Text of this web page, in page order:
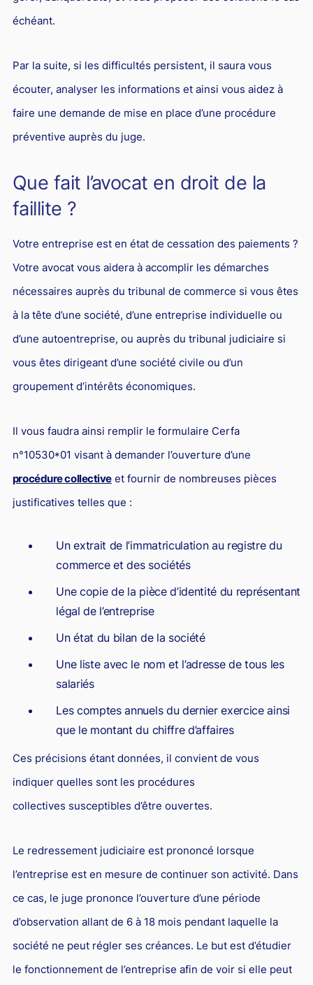
échéant.
Par la suite, si les difficultés persistent, il saura vous
écouter, analyser les informations et ainsi vous aidez à
faire une demande de mise en place d’une procédure
préventive auprès du juge.
Que fait l’avocat en droit de la
faillite ?
Votre entreprise est en état de cessation des paiements ?
Votre avocat vous aidera à accomplir les démarches
nécessaires auprès du tribunal de commerce si vous êtes
à la tête d’une société, d’une entreprise individuelle ou
d’une autoentreprise, ou auprès du tribunal judiciaire si
vous êtes dirigeant d’une société civile ou d’un
groupement d’intérêts économiques.
Il vous faudra ainsi remplir le formulaire Cerfa
n°10530*01 visant à demander l’ouverture d’une
procédure collectiveet fournir de nombreuses pièces
justificatives telles que :
Un extrait de l’immatriculation au registre du
commerce et des sociétés
Une copie de la pièce d’identité du représentant
légal de l’entreprise
Un état du bilan de la société
Une liste avec le nom et l’adresse de tous les
salariés
Les comptes annuels du dernier exercice ainsi
que le montant du chiffre d’affaires
Ces précisions étant données, il convient de vous
indiquer quelles sont les procédures
collectives susceptibles d’être ouvertes.
Le redressement judiciaire est prononcé lorsque
l’entreprise est en mesure de continuer son activité. Dans
ce cas, le juge prononce l’ouverture d’une période
d’observation allant de 6 à 18 mois pendant laquelle la
société ne peut régler ses créances. Le but est d’étudier
le fonctionnement de l’entreprise afin de voir si elle peut